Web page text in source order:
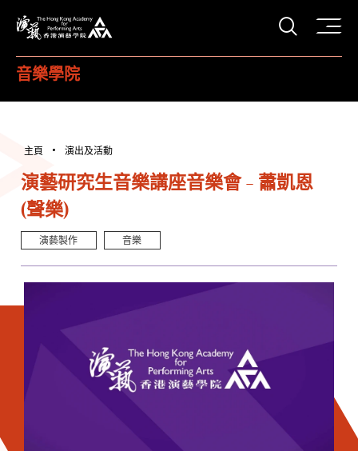
打開
音樂學院
主頁 演出及活動
演藝研究生音樂講座音樂會 - 蕭凱恩
(聲樂)
演藝製作 音樂